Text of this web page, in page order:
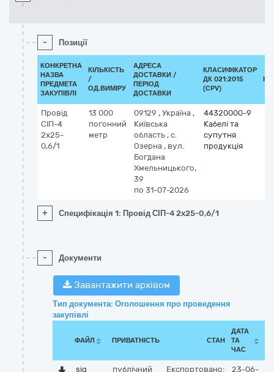
- Позиції
КОНКРЕТНА
НАЗВА
ПРЕДМЕТА
ЗАКУПІВЛІ
КІЛЬКІСТЬ
/
ОД.ВИМІРУ
АДРЕСА
ДОСТАВКИ /
ПЕРІОД
ДОСТАВКИ
КЛАСИФІКАТОР
ДК 021:2015
(CPV)
Провід
СІП-4
2x25-
0,6/1
13 000
погонний
метр
09129 , Україна ,
Київська
область , с.
Озерна , вул.
Богдана
Хмельницького,
39
по 31-07-2026
44320000-9
Кабелі та
супутня
продукція
+ Специфікація 1: Провід СІП-4 2x25-0,6/1
- Документи
Завантажити архівом
Тип документа: Оголошення про проведення
закупівлі
ФАЙЛ ПРИВАТНІСТЬ СТАН
ДАТА
ТА
ЧАС
sig публічний Експортовано: 23-06-